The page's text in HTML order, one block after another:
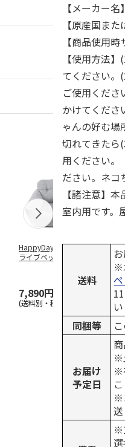
HappyDays 2wayド
ライブベッド グレ
7,890円
(送料別・税込)
獣医師
をとる
イレ
(送料別
【メーカー
【原産国ま
【商品使用
【使用方法
てください。
ご使用くだ
かけてくださ
ゃんの好む場
切れてきたら
用ください。
ださい。ネコ
【諸注意】
室内用です。
送料
※
同梱等
お届け
予定日
※
※
※
送